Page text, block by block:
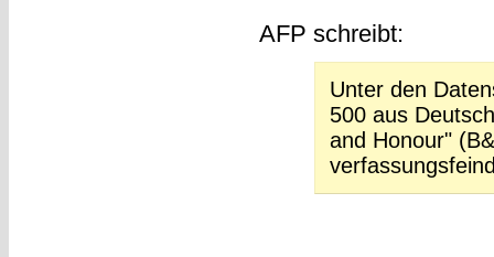
AFP schreibt:
Unter den
500 aus
and Honour"